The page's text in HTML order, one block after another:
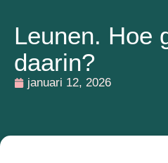
Leunen. Hoe
daarin?
januari 12, 2026